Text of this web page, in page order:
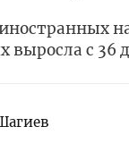
выросла с 36